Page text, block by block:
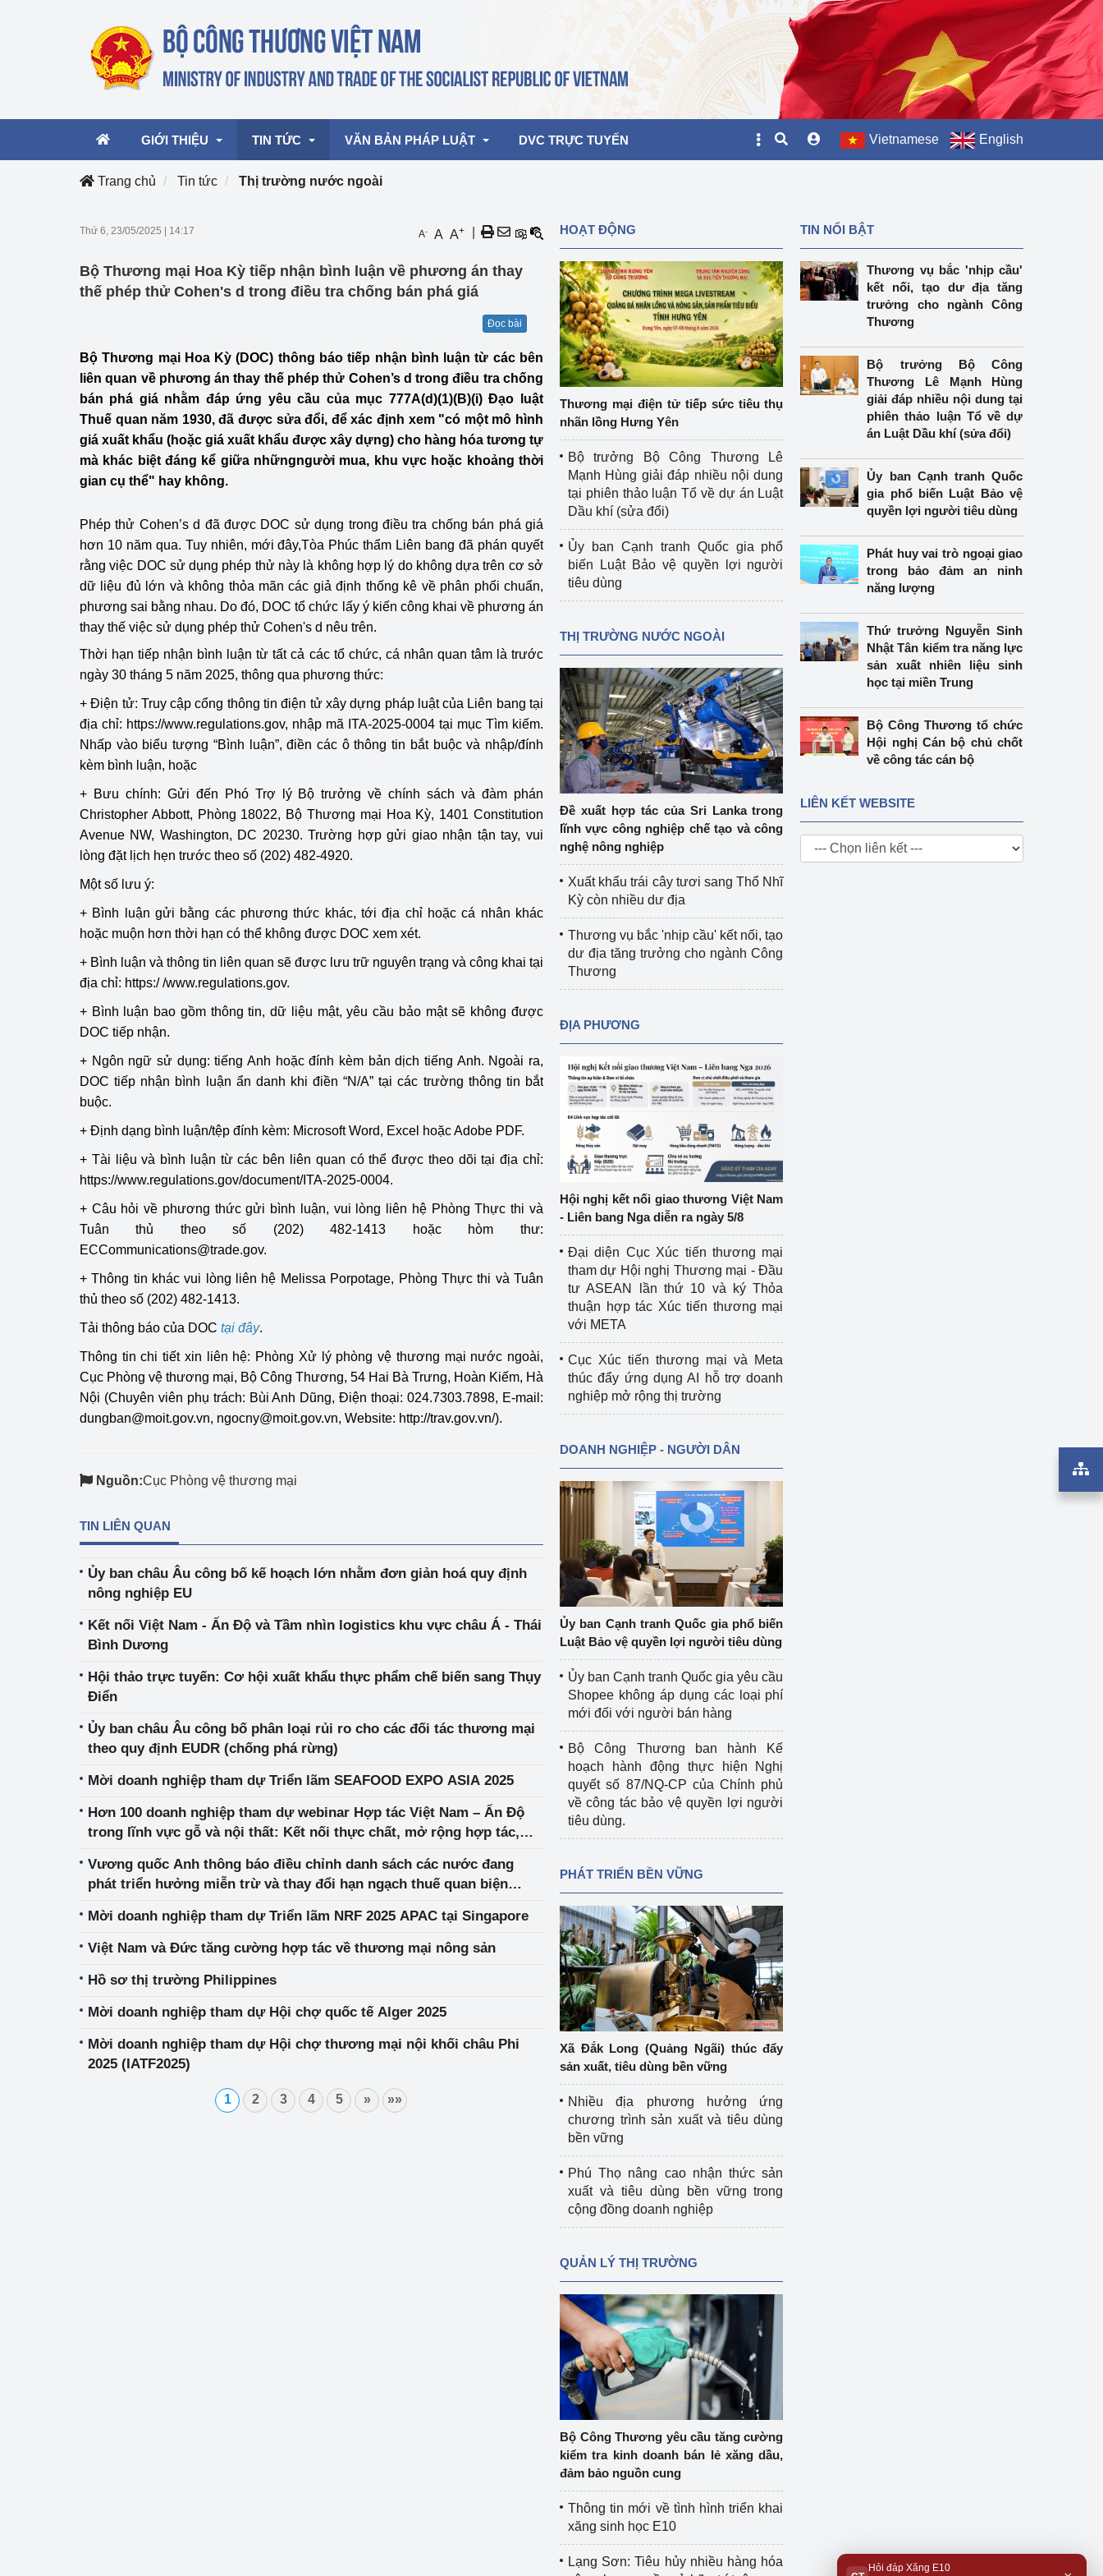
GIỚI THIỆU
Cơ cấu tổ chức
TIN TỨC
Hoạt động của Lãnh đạo Bộ
mại, Dịch vụ Việt Nam 2026
Công Thương - Công luận
Họp báo
Thông cáo báo chí
Điểm báo
Chuyển đổi số
Lịch sử phát triển
Phát triển nguồn nhân lực
Phát triển bền vững
Tổ chức kiểm định
Tổ chức kiểm định kỹ thuật an toàn lao
động thuộc thẩm quyền quản lý của
Bộ Công Thương
Tổ chức được cấp GCN đăng ký, hoạt
động kiểm định thiết bị, dụng cụ điện
làm việc ở môi trường không có nguy
hiểm khí, bụi nổ
Cơ sở sản xuất, sửa chữa chai chứa
Tổ chức huấn luyện, bồi dưỡng
nghiệp vụ kiểm định kỹ thuật an toàn
lao động
Văn hóa ngành Công Thương
Tái cơ cấu ngành Công Thương
Quản lý thị trường
Sử dụng năng lượng tiết kiệm và
hiệu quả
Hiệu quả năng lượng
Khoa học, công nghệ và đổi mới sáng
tạo
Thông báo
Album ảnh bảo vệ môi trường
Bảo vệ nền tảng tư tưởng của Đảng
Doanh nghiệp - Người dân
Xúc tiến thương mại
Khu vực miền Trung
Thị trường nước ngoàiHiệp định EVFTA
Thị trường châu Âu – châu Mỹ
Ngành Công Thương đưa nghị quyết
Phát triển công nghiệpCông nghiệp nền tảng
Chính sách
Sản xuất công nghiệp
Phát triển năng lượng
VĂN BẢN PHÁP LUẬT
Văn bản hợp nhất
DVC TRỰC TUYẾN Vietnamese English
Trang chủ Tin tức Thị trường nước ngoài
Thứ 6, 23/05/2025 14:17 A- A A+
Bộ Thương mại Hoa Kỳ tiếp nhận bình luận về phương án thay
thế phép thử Cohen's d trong điều tra chống bán phá giá
Đọc bài
Bộ Thương mại Hoa Kỳ (DOC) thông báo tiếp nhận bình luận từ các bên
liên quan về phương án thay thế phép thử Cohen’s d trong điều tra chống
bán phá giá nhằm đáp ứng yêu cầu của mục 777A(d)(1)(B)(i) Đạo luật
Thuế quan năm 1930, đã được sửa đổi, để xác định xem "có một mô hình
giá xuất khẩu (hoặc giá xuất khẩu được xây dựng) cho hàng hóa tương tự
mà khác biệt đáng kể giữa nhữngngười mua, khu vực hoặc khoảng thời
gian cụ thể" hay không.
Phép thử Cohen’s d đã được DOC sử dụng trong điều tra chống bán phá giá
hơn 10 năm qua. Tuy nhiên, mới đây,Tòa Phúc thẩm Liên bang đã phán quyết
rằng việc DOC sử dụng phép thử này là không hợp lý do không dựa trên cơ sở
dữ liệu đủ lớn và không thỏa mãn các giả định thống kê về phân phối chuẩn,
phương sai bằng nhau. Do đó, DOC tổ chức lấy ý kiến công khai về phương án
thay thế việc sử dụng phép thử Cohen's d nêu trên.
Thời hạn tiếp nhận bình luận từ tất cả các tổ chức, cá nhân quan tâm là trước
ngày 30 tháng 5 năm 2025, thông qua phương thức:
+ Điện tử: Truy cập cổng thông tin điện tử xây dựng pháp luật của Liên bang tại
địa chỉ: https://www.regulations.gov, nhập mã ITA-2025-0004 tại mục Tìm kiếm.
Nhấp vào biểu tượng “Bình luận”, điền các ô thông tin bắt buộc và nhập/đính
kèm bình luận, hoặc
+ Bưu chính: Gửi đến Phó Trợ lý Bộ trưởng về chính sách và đàm phán
Christopher Abbott, Phòng 18022, Bộ Thương mại Hoa Kỳ, 1401 Constitution
Avenue NW, Washington, DC 20230. Trường hợp gửi giao nhận tận tay, vui
lòng đặt lịch hẹn trước theo số (202) 482-4920.
Một số lưu ý:
+ Bình luận gửi bằng các phương thức khác, tới địa chỉ hoặc cá nhân khác
hoặc muộn hơn thời hạn có thể không được DOC xem xét.
+ Bình luận và thông tin liên quan sẽ được lưu trữ nguyên trạng và công khai tại
địa chỉ: https:/ /www.regulations.gov.
+ Bình luận bao gồm thông tin, dữ liệu mật, yêu cầu bảo mật sẽ không được
DOC tiếp nhận.
+ Ngôn ngữ sử dụng: tiếng Anh hoặc đính kèm bản dịch tiếng Anh. Ngoài ra,
DOC tiếp nhận bình luận ẩn danh khi điền “N/A” tại các trường thông tin bắt
buộc.
+ Định dạng bình luận/tệp đính kèm: Microsoft Word, Excel hoặc Adobe PDF.
+ Tài liệu và bình luận từ các bên liên quan có thể được theo dõi tại địa chỉ:
https://www.regulations.gov/document/ITA-2025-0004.
+ Câu hỏi về phương thức gửi bình luận, vui lòng liên hệ Phòng Thực thi và
Tuân thủ theo số (202) 482-1413 hoặc hòm thư:
ECCommunications@trade.gov.
+ Thông tin khác vui lòng liên hệ Melissa Porpotage, Phòng Thực thi và Tuân
thủ theo số (202) 482-1413.
Tải thông báo của DOC tại đây.
Thông tin chi tiết xin liên hệ: Phòng Xử lý phòng vệ thương mại nước ngoài,
Cục Phòng vệ thương mại, Bộ Công Thương, 54 Hai Bà Trưng, Hoàn Kiếm, Hà
Nội (Chuyên viên phụ trách: Bùi Anh Dũng, Điện thoại:024.7303.7898, E-mail:
dungban@moit.gov.vn, ngocny@moit.gov.vn, Website: http://trav.gov.vn/).
Nguồn:Cục Phòng vệ thương mại
TIN LIÊN QUAN
Ủy ban châu Âu công bố kế hoạch lớn nhằm đơn giản hoá quy định
nông nghiệp EU
Kết nối Việt Nam - Ấn Độ và Tầm nhìn logistics khu vực châu Á - Thái
Bình Dương
Hội thảo trực tuyến: Cơ hội xuất khẩu thực phẩm chế biến sang Thụy
Điển
Ủy ban châu Âu công bố phân loại rủi ro cho các đối tác thương mại
theo quy định EUDR (chống phá rừng)
Mời doanh nghiệp tham dự Triển lãm SEAFOOD EXPO ASIA 2025
Hơn 100 doanh nghiệp tham dự webinar Hợp tác Việt Nam – Ấn Độ
trong lĩnh vực gỗ và nội thất: Kết nối thực chất, mở rộng hợp tác,
Vương quốc Anh thông báo điều chỉnh danh sách các nước đang
phát triển hưởng miễn trừ và thay đổi hạn ngạch thuế quan biện
Mời doanh nghiệp tham dự Triển lãm NRF 2025 APAC tại Singapore
Việt Nam và Đức tăng cường hợp tác về thương mại nông sản
Hồ sơ thị trường Philippines
Mời doanh nghiệp tham dự Hội chợ quốc tế Alger 2025
Mời doanh nghiệp tham dự Hội chợ thương mại nội khối châu Phi
2025 (IATF2025)
1 2 3 4 5 » »»
HOẠT ĐỘNG
Thương mại điện tử tiếp sức tiêu thụ
nhãn lồng Hưng Yên
Bộ trưởng Bộ Công Thương Lê
Mạnh Hùng giải đáp nhiều nội dung
tại phiên thảo luận Tổ về dự án Luật
Dầu khí (sửa đổi)
Ủy ban Cạnh tranh Quốc gia phổ
biến Luật Bảo vệ quyền lợi người
tiêu dùng
THỊ TRƯỜNG NƯỚC NGOÀI
Đề xuất hợp tác của Sri Lanka trong
lĩnh vực công nghiệp chế tạo và công
nghệ nông nghiệp
Xuất khẩu trái cây tươi sang Thổ Nhĩ
Kỳ còn nhiều dư địa
Thương vụ bắc 'nhịp cầu' kết nối, tạo
dư địa tăng trưởng cho ngành Công
Thương
ĐỊA PHƯƠNG
Hội nghị kết nối giao thương Việt Nam
- Liên bang Nga diễn ra ngày 5/8
Đại diện Cục Xúc tiến thương mại
tham dự Hội nghị Thương mại - Đầu
tư ASEAN lần thứ 10 và ký Thỏa
thuận hợp tác Xúc tiến thương mại
với META
Cục Xúc tiến thương mại và Meta
thúc đẩy ứng dụng AI hỗ trợ doanh
nghiệp mở rộng thị trường
DOANH NGHIỆP - NGƯỜI DÂN
Ủy ban Cạnh tranh Quốc gia phổ biến
Luật Bảo vệ quyền lợi người tiêu dùng
Ủy ban Cạnh tranh Quốc gia yêu cầu
Shopee không áp dụng các loại phí
mới đối với người bán hàng
Bộ Công Thương ban hành Kế
hoạch hành động thực hiện Nghị
quyết số 87/NQ-CP của Chính phủ
về công tác bảo vệ quyền lợi người
tiêu dùng.
PHÁT TRIỂN BỀN VỮNG
Xã Đắk Long (Quảng Ngãi) thúc đẩy
sản xuất, tiêu dùng bền vững
Nhiều địa phương hưởng ứng
chương trình sản xuất và tiêu dùng
bền vững
Phú Thọ nâng cao nhận thức sản
xuất và tiêu dùng bền vững trong
cộng đồng doanh nghiệp
QUẢN LÝ THỊ TRƯỜNG
Bộ Công Thương yêu cầu tăng cường
kiểm tra kinh doanh bán lẻ xăng dầu,
đảm bảo nguồn cung
Thông tin mới về tình hình triển khai
xăng sinh học E10
Lạng Sơn: Tiêu hủy nhiều hàng hóa
TIN NỔI BẬT
Thương vụ bắc 'nhịp cầu'
kết nối, tạo dư địa tăng
trưởng cho ngành Công
Thương
Bộ trưởng Bộ Công
Thương Lê Mạnh Hùng
giải đáp nhiều nội dung tại
phiên thảo luận Tổ về dự
án Luật Dầu khí (sửa đổi)
Ủy ban Cạnh tranh Quốc
gia phổ biến Luật Bảo vệ
quyền lợi người tiêu dùng
Phát huy vai trò ngoại giao
trong bảo đảm an ninh
năng lượng
Thứ trưởng Nguyễn Sinh
Nhật Tân kiểm tra năng lực
sản xuất nhiên liệu sinh
học tại miền Trung
Bộ Công Thương tổ chức
Hội nghị Cán bộ chủ chốt
về công tác cán bộ
LIÊN KẾT WEBSITE
Hỏi đáp Xăng E10